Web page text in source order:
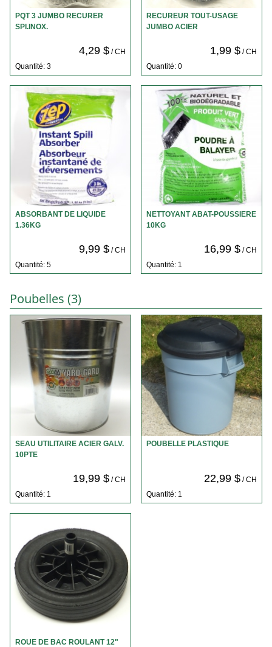
PQT 3 JUMBO RECURER
SPI.INOX.
4,29 $/ CH
Quantité: 3
RECUREUR TOUT-USAGE
JUMBO ACIER
1,99 $/ CH
Quantité: 0
ABSORBANT DE LIQUIDE
1.36KG
9,99 $/ CH
Quantité: 5
NETTOYANT ABAT-POUSSIERE
10KG
16,99 $/ CH
Quantité: 1
Poubelles (3)
SEAU UTILITAIRE ACIER GALV.
10PTE
19,99 $/ CH
Quantité: 1
POUBELLE PLASTIQUE
22,99 $/ CH
Quantité: 1
ROUE DE BAC ROULANT 12"